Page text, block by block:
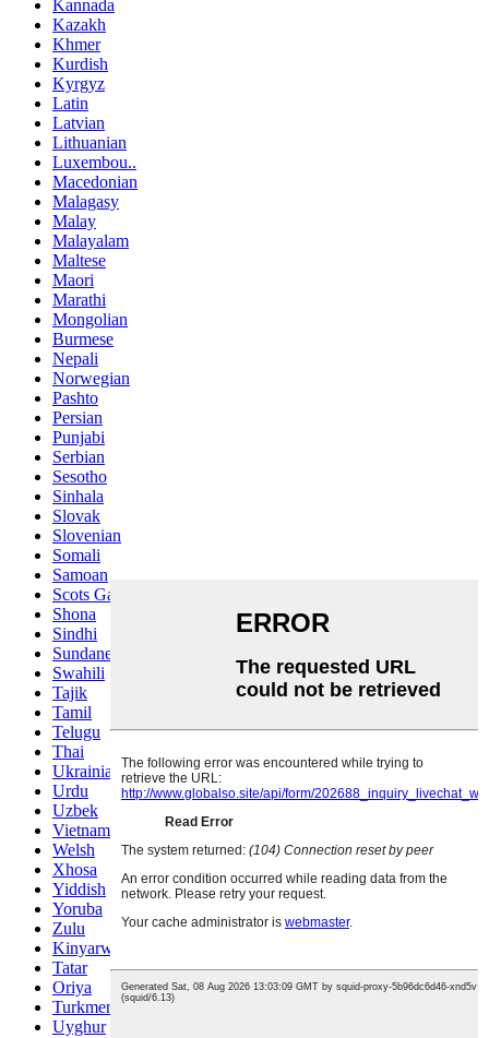
Kannada
Kazakh
Khmer
Kurdish
Kyrgyz
Latin
Latvian
Lithuanian
Luxembou..
Macedonian
Malagasy
Malay
Malayalam
Maltese
Maori
Marathi
Mongolian
Burmese
Nepali
Norwegian
Pashto
Persian
Punjabi
Serbian
Sesotho
Sinhala
Slovak
Slovenian
Somali
Samoan
Scots Gaelic
Shona
Sindhi
Sundanese
Swahili
Tajik
Tamil
Telugu
Thai
Ukrainian
Urdu
Uzbek
Vietnamese
Welsh
Xhosa
Yiddish
Yoruba
Zulu
Kinyarwanda
Tatar
Oriya
Turkmen
Uyghur